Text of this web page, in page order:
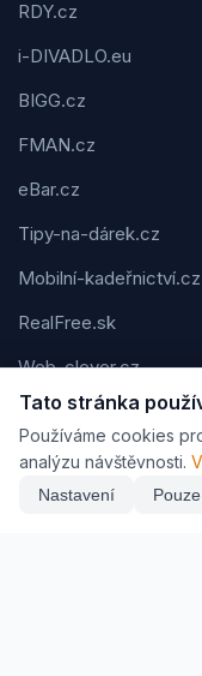
RDY.cz
i-DIVADLO.eu
BIGG.cz
FMAN.cz
eBar.cz
Tipy-na-dárek.cz
Mobilní-kadeřnictví.cz
RealFree.sk
Web-clever.cz
Kvízov.cz
Karavaning.net
CVčko.eu
Tato stránka
Používáme cookies
analýzu návštěvnosti.
Nastavení